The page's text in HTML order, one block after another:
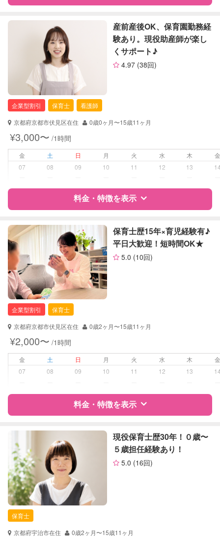
レッスン なし
お引き受けしていません
お子様の撮影
（定期特典）
対応不可
特徴 料金
サポートの特徴
全国保育サービス協会(ACSA)認定ベ
ビーシッター
病児対応 病児、病後児、ともに不可
なし
定期予約 お引き受けしていません
お子様の撮影
（定期特典）
対応不可
産前産後OK、保育園勤務経
験あり。現役助産師が楽し
くサポート♪
4.97 (38回)
企業型割引 保育士
看護師
京都府京都市伏見区在住
0歳0ヶ月〜15歳11ヶ月
¥3,000〜 /1時間
金 土 日 月 火 水 木
07
08 09 10 11 12 13
料金・特徴を表示
特徴 料金 レビュー
サポートの特徴
資格
企業型割引対象(旧内閣府補助対象)
自治体届出済ベビーシッター
保育士
助産師
対応可能/特徴
早朝対応
子育て経験
障がい児対応 対応可否は個別に相談
定期予約
お子様の撮影
（定期特典）
保育士歴15年×育児経験有♪
平日大歓迎！短時間OK★
5.0 (10回)
企業型割引
保育士
京都府京都市伏見区在住
0歳2ヶ月〜15歳11ヶ月
¥2,000〜 /1時間
金 土 日 月 火 水 木
07
08 09 10 11 12 13
料金・特徴を表示
特徴 料金 レビュー
サポートの特徴
資格
自治体届出済ベビーシッター
保育士
対応可能/特徴 子育て経験
現役保育士歴30年！０歳〜
５歳担任経験あり！
5.0 (16回)
保育士
京都府宇治市在住
0歳2ヶ月〜15歳11ヶ月